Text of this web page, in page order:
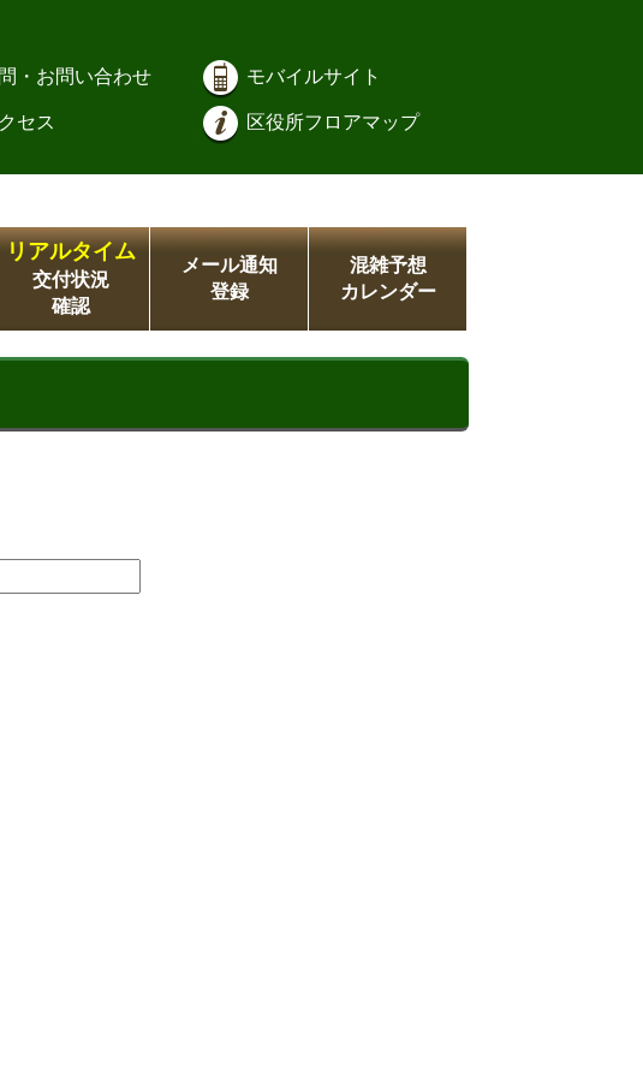
・お問い合わせ モバイルサイト
セス 区役所フロアマップ
リアルタイム
交付状況
確認
メール通知
登録
混雑予想
カレンダー